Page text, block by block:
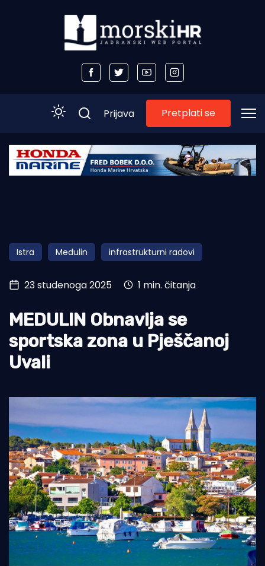
Početna
Obala
Otoci
Turizam i nautika
Pomorstvo
Ribolov
Ekologija
Prijava Pretplati se
Istra Medulin infrastrukturni radovi
23 studenoga 2025 1 min. čitanja
MEDULIN Obnavlja se
sportska zona u Pješčanoj
Uvali